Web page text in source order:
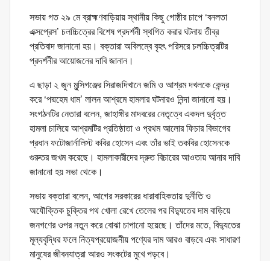
সভায় গত ২৯ মে ব্রাহ্মণবাড়িয়ায় স্থানীয় কিছু গোষ্ঠীর চাপে ‘বনলতা
এক্সপ্রেস’ চলচ্চিত্রের বিশেষ প্রদর্শনী স্থগিত করার ঘটনায় তীব্র
প্রতিবাদ জানানো হয়। বক্তারা অবিলম্বে বৃহৎ পরিসরে চলচ্চিত্রটির
প্রদর্শনীর আয়োজনের দাবি জানান।
এ ছাড়া ২ জুন মুন্সিগঞ্জের সিরাজদিখানে জমি ও আশ্রম দখলকে কেন্দ্র
করে ‘পদ্মহেম ধাম’ লালন আশ্রমে হামলার ঘটনারও নিন্দা জানানো হয়।
সংগঠনটির নেতারা বলেন, জাহাঙ্গীর মাদবরের নেতৃত্বে একদল দুর্বৃত্ত
হামলা চালিয়ে আশ্রমটির প্রতিষ্ঠাতা ও প্রথম আলোর ফিচার বিভাগের
প্রধান ফটোজার্নালিস্ট কবির হোসেন এবং তাঁর ভাই তকবির হোসেনকে
গুরুতর জখম করেছে। হামলাকারীদের দ্রুত বিচারের আওতায় আনার দাবি
জানানো হয় সভা থেকে।
সভায় বক্তারা বলেন, আগের সরকারের ধারাবাহিকতায় দুর্নীতি ও
অযৌক্তিক চুক্তির পথ খোলা রেখে তেলের পর বিদ্যুতের দাম বাড়িয়ে
জনগণের ওপর নতুন করে বোঝা চাপানো হয়েছে। তাঁদের মতে, বিদ্যুতের
মূল্যবৃদ্ধির ফলে নিত্যপ্রয়োজনীয় পণ্যের দাম আরও বাড়বে এবং সাধারণ
মানুষের জীবনযাত্রা আরও সংকটের মুখে পড়বে।